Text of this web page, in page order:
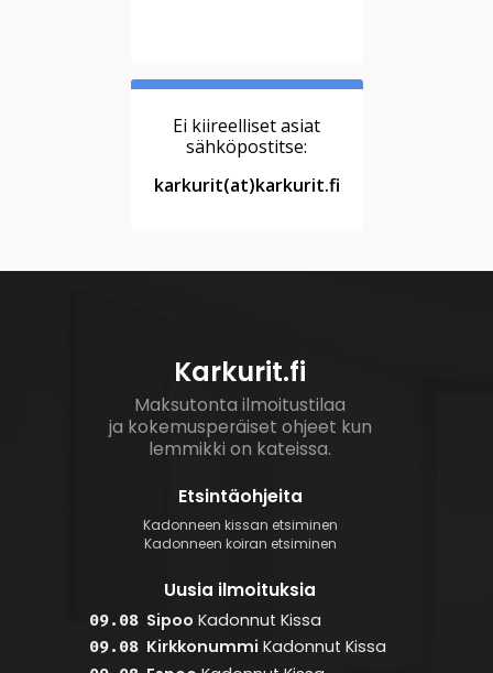
Ei kiireelliset asiat
sähköpostitse:
karkurit(at)karkurit.fi
Karkurit.fi
Maksutonta ilmoitustilaa
ja kokemusperäiset ohjeet kun
lemmikki on kateissa.
Etsintäohjeita
Kadonneen kissan etsiminen
Kadonneen koiran etsiminen
Uusia ilmoituksia
09.08 Sipoo Kadonnut Kissa
09.08 Kirkkonummi Kadonnut Kissa